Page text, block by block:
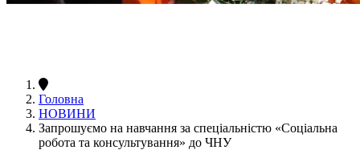
Головна
НОВИНИ
Запрошуємо на навчання за спеціальністю «Соціальна
робота та консультування» до ЧНУ